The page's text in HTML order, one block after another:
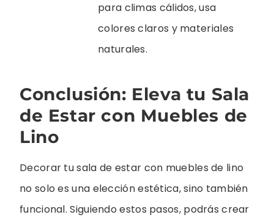
para climas cálidos, usa
colores claros y materiales
naturales.
Conclusión: Eleva tu Sala
de Estar con Muebles de
Lino
Decorar tu sala de estar con muebles de lino
no solo es una elección estética, sino también
funcional. Siguiendo estos pasos, podrás crear